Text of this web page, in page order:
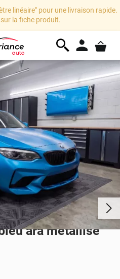
linéaire" pour une livraison rapide.
la fiche produit.
ara métallisé